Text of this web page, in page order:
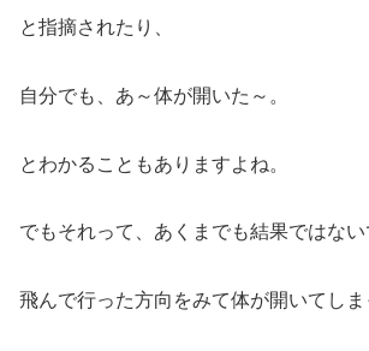
と指摘されたり、
自分でも、あ～体が開いた～。
とわかることもありますよね。
でもそれって、あくまでも結果ではない
飛んで行った方向をみて体が開いてしま